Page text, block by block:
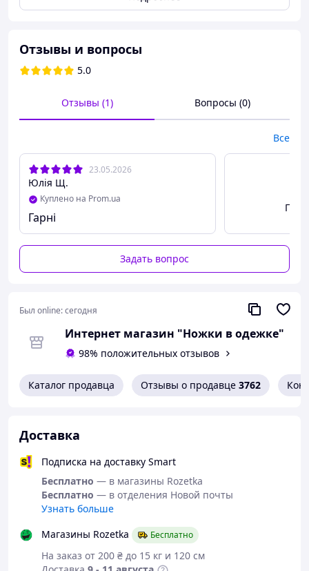
40 р стелька 27,0 см на стопу 25,0 см
Отзывы и вопросы
5.0
Отзывы (1) Вопросы (0)
Все
23.05.2026
Юлія Щ.
Куплено на Prom.ua
Гарні
Задать вопрос
Был online:сегодня
Интернет магазин "Ножки в одежке"
98% положительных отзывов
Каталог продавца Отзывы о продавце 3762
Доставка
Подписка на доставку Smart
Бесплатно — в магазины Rozetka
Бесплатно — в отделения Новой почты
Узнать больше
Магазины Rozetka
Бесплатно
На заказ от 200 ₴ до 15 кг и 120 см